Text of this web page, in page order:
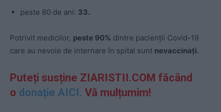
peste 80 de ani: 33.
Potrivit medicilor, peste 90% dintre pacienții Covid-19
care au nevoie de internare în spital sunt nevaccinați.
Puteți susține ZIARISTII.COM făcând
o donație AICI. Vă mulțumim!